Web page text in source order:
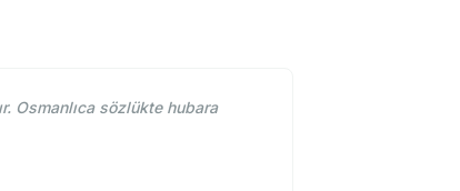
Osmanlıca sözlükte hubara